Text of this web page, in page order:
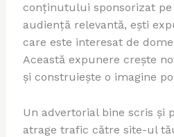
conținutului sponsorizat
audiență relevantă, ești
care este interesat de
Această expunere crește
și construiește o imagine
Un advertorial bine scris și
atrage trafic către site-ul